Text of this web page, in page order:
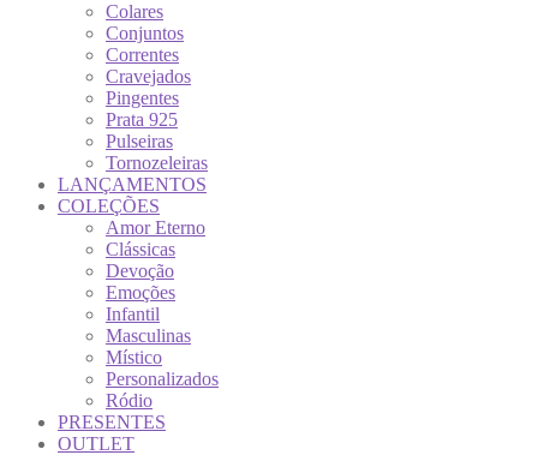
Colares
Conjuntos
Correntes
Cravejados
Pingentes
Prata 925
Pulseiras
Tornozeleiras
LANÇAMENTOS
COLEÇÕES
Amor Eterno
Clássicas
Devoção
Emoções
Infantil
Masculinas
Místico
Personalizados
Ródio
PRESENTES
OUTLET